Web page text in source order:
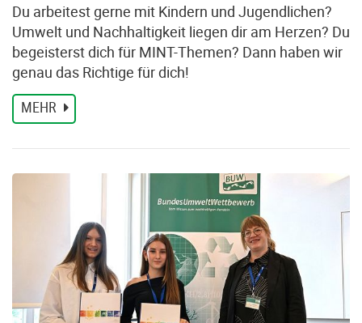
Du arbeitest gerne mit Kindern und Jugendlichen?
Umwelt und Nachhaltigkeit liegen dir am Herzen? Du
begeisterst dich für MINT-Themen? Dann haben wir
genau das Richtige für dich!
MEHR